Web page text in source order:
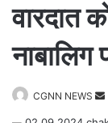
वारदात
नाबालिग
CGNN NEWS
e